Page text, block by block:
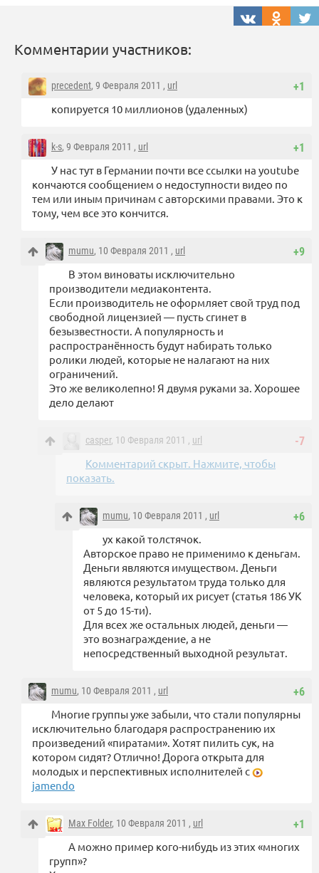
Комментарии участников:
+1
precedent, 9 Февраля 2011 , url
копируется 10 миллионов (удаленных)
+1
k-s, 9 Февраля 2011 , url
У нас тут в Германии почти все ссылки на youtube
кончаются сообщением о недоступности видео по
тем или иным причинам с авторскими правами. Это к
тому, чем все это кончится.
+9
mumu, 10 Февраля 2011 , url
В этом виноваты исключительно
производители медиаконтента.
Если производитель не оформляет свой труд под
свободной лицензией — пусть сгинет в
безызвестности. А популярность и
распространённость будут набирать только
ролики людей, которые не налагают на них
ограничений.
Это же великолепно! Я двумя руками за. Хорошее
дело делают
-7
casper, 10 Февраля 2011 , url
Комментарий скрыт. Нажмите, чтобы
показать.
+6
mumu, 10 Февраля 2011 , url
ух какой толстячок.
Авторское право не применимо к деньгам.
Деньги являются имуществом. Деньги
являются результатом труда только для
человека, который их рисует (статья 186 УК
от 5 до 15-ти).
Для всех же остальных людей, деньги —
это вознаграждение, а не
непосредственный выходной результат.
+6
mumu, 10 Февраля 2011 , url
Многие группы уже забыли, что стали популярны
исключительно благодаря распространению их
произведений «пиратами». Хотят пилить сук, на
котором сидят? Отлично! Дорога открыта для
молодых и перспективных исполнителей с
jamendo
+1
Max Folder, 10 Февраля 2011 , url
А можно пример кого-нибудь из этих «многих
групп»?